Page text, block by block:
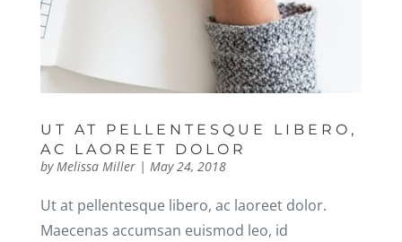
UT AT PELLENTESQUE LIBERO,
AC LAOREET DOLOR
byMelissa Miller| May 24, 2018
Ut at pellentesque libero, ac laoreet dolor.
Maecenas accumsan euismod leo, id